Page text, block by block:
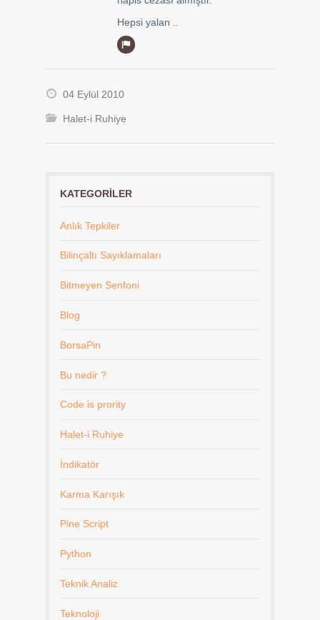
Hepsi yalan ..
04 Eylül 2010
Halet-i Ruhiye
KATEGORILER
Anlık Tepkiler
Bilinçaltı Sayıklamaları
Bitmeyen Senfoni
Blog
BorsaPin
Bu nedir ?
Code is prority
Halet-i Ruhiye
İndikatör
Karma Karışık
Pine Script
Python
Teknik Analiz
Teknoloji